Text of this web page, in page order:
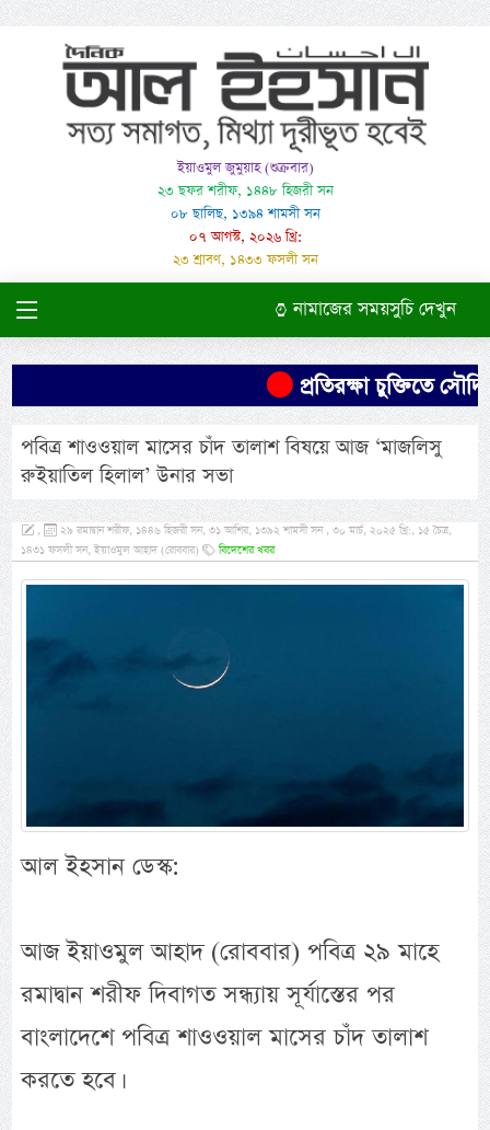
ইয়াওমুল জুমুয়াহ (শুক্রবার)
২৩ ছফর শরীফ, ১৪৪৮ হিজরী সন
০৮ ছালিছ, ১৩৯৪ শামসী সন
০৭ আগস্ট, ২০২৬ খ্রি:
২৩ শ্রাবণ, ১৪৩৩ ফসলী সন
নামাজের সময়সুচি দেখুন
প্রতিরক্ষা চুক্তিতে
পবিত্র শাওওয়াল মাসের চাঁদ তালাশ বিষয়ে আজ ‘মাজলিসু
রুইয়াতিল হিলাল’ উনার সভা
,
২৯ রমাদ্বান শরীফ, ১৪৪৬ হিজরী সন, ৩১ আশির, ১৩৯২ শামসী সন , ৩০ মার্চ, ২০২৫ খ্রি:, ১৫ চৈত্র,
১৪৩১ ফসলী সন, ইয়াওমুল আহাদ (রোববার)
বিদেশের খবর
আল ইহসান ডেস্ক:
আজ ইয়াওমুল আহাদ (রোববার) পবিত্র ২৯ মাহে
রমাদ্বান শরীফ দিবাগত সন্ধ্যায় সূর্যাস্তের পর
বাংলাদেশে পবিত্র শাওওয়াল মাসের চাঁদ তালাশ
করতে হবে।